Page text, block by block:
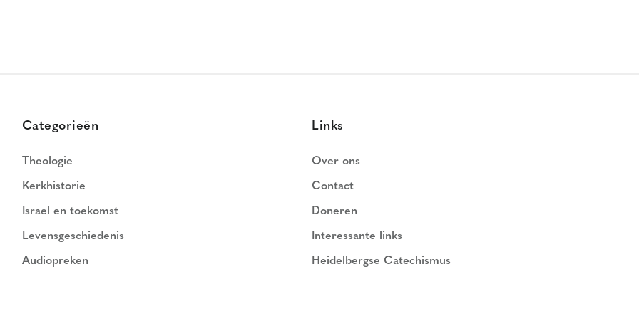
Categorieën
Theologie
Kerkhistorie
Israel en toekomst
Levensgeschiedenis
Audiopreken
Links
Over ons
Contact
Doneren
Interessante links
Heidelbergse Catechismus